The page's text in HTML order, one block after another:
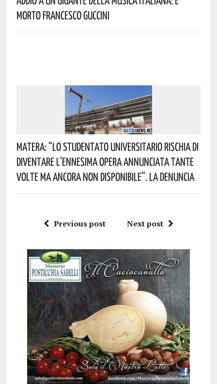
Morto Francesco Guccini
Matera: “Lo Studentato Universitario Rischia Di
Diventare L’ennesima Opera Annunciata Tante
Volte Ma Ancora Non Disponibile”. La Denuncia
Previous post Next post